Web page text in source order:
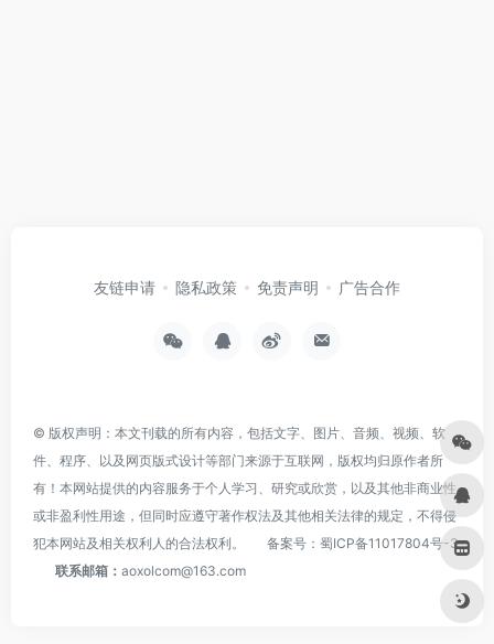
友链申请 隐私政策 免责声明 广告合作
© 版权声明：本文刊载的所有内容，包括文字、图片、音频、视频、软
件、程序、以及网页版式设计等部门来源于互联网，版权均归原作者所
有！本网站提供的内容服务于个人学习、研究或欣赏，以及其他非商业性
或非盈利性用途，但同时应遵守著作权法及其他相关法律的规定，不得侵
犯本网站及相关权利人的合法权利。
备案号： 蜀ICP备11017804号-3
联系邮箱： aoxolcom@163.com